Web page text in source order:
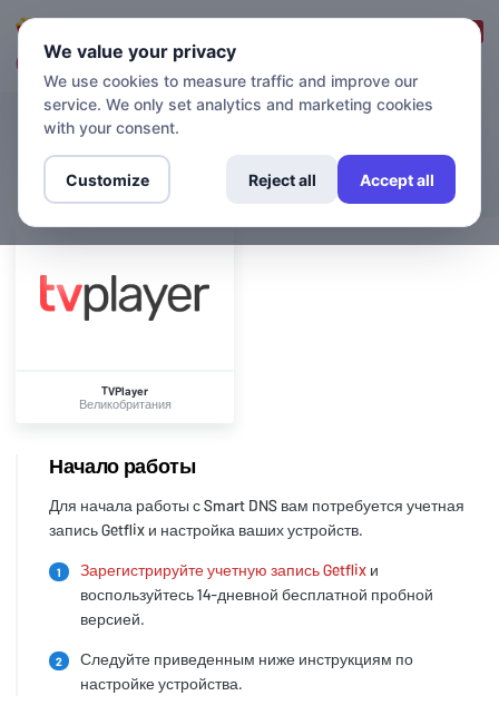
TVPlayer
TVPlayer
Великобритания
Начало работы
Для начала работы с Smart DNS вам потребуется учетная
запись Getflix и настройка ваших устройств.
1 Зарегистрируйте учетную запись Getflixи
воспользуйтесь 14-дневной бесплатной пробной
версией.
2
Следуйте приведенным ниже инструкциям по
настройке устройства.
We value your privacy
We use cookies to measure traffic and improve our
service. We only set analytics and marketing cookies
with your consent.
Customize Reject all Accept all